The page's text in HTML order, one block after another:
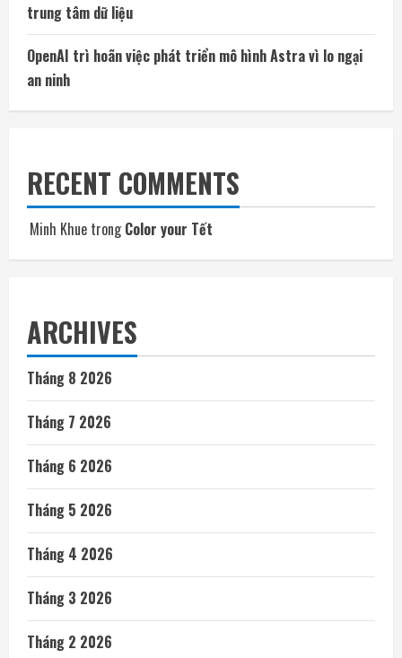
trung tâm dữ liệu
OpenAI trì hoãn việc phát triển mô hình Astra vì lo ngại
an ninh
RECENT COMMENTS
Minh Khue trongColor your Tết
ARCHIVES
Tháng 8 2026
Tháng 7 2026
Tháng 6 2026
Tháng 5 2026
Tháng 4 2026
Tháng 3 2026
Tháng 2 2026